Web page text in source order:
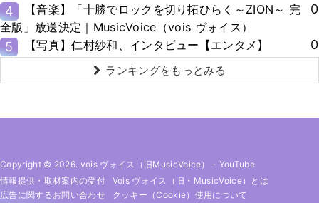
4
【音楽】「十勝でロックを切り拓ひらく～ZION～ 完
全版」放送決定｜MusicVoice（vois ヴォイス）
0
5 【写真】仁村紗和、インタビュー【エンタメ】 0
ランキングをもっとみる
Copyright © 2026. vois ヴォイス（旧MusicVoice） - YouTube
情報提供・取材案内の受付
Vois ヴォイス（旧・MusicVoice）とは
広告に関するお問い合わせ
クッキー（cookie）使用について